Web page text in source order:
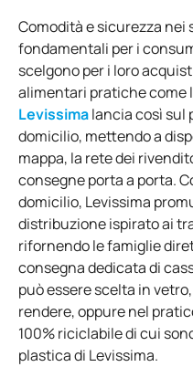
Comodità e sicurezza
fondamentali per i
scelgono per i loro
alimentari pratiche come
Levissimalancia così sul
domicilio, mettendo a
mappa, la rete dei
consegne porta a porta.
domicilio, Levissima
distribuzione ispirato ai
rifornendo le famiglie
consegna dedicata di
può essere scelta in
rendere, oppure nel
100% riciclabile di cui
plastica di Levissima.